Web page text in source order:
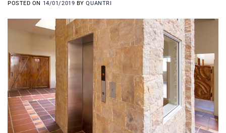
POSTED ON 14/01/2019 BYQUANTRI